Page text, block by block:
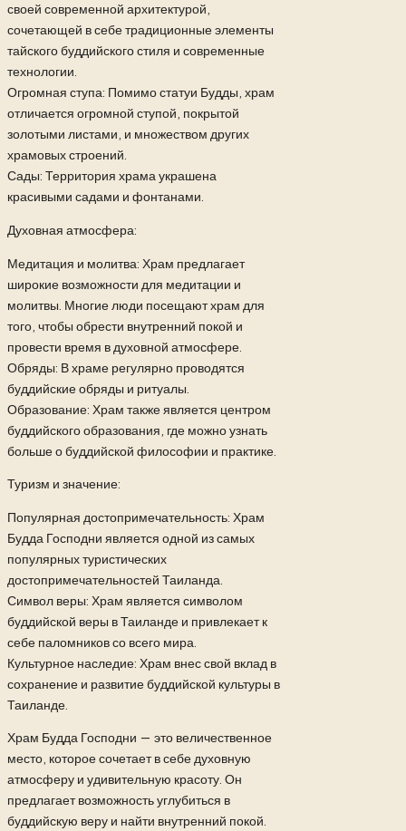
своей современной архитектурой,
сочетающей в себе традиционные элементы
тайского буддийского стиля и современные
технологии.
Огромная ступа: Помимо статуи Будды, храм
отличается огромной ступой, покрытой
золотыми листами, и множеством других
храмовых строений.
Сады: Территория храма украшена
красивыми садами и фонтанами.
Духовная атмосфера:
Медитация и молитва: Храм предлагает
широкие возможности для медитации и
молитвы. Многие люди посещают храм для
того, чтобы обрести внутренний покой и
провести время в духовной атмосфере.
Обряды: В храме регулярно проводятся
буддийские обряды и ритуалы.
Образование: Храм также является центром
буддийского образования, где можно узнать
больше о буддийской философии и практике.
Туризм и значение:
Популярная достопримечательность: Храм
Будда Господни является одной из самых
популярных туристических
достопримечательностей Таиланда.
Символ веры: Храм является символом
буддийской веры в Таиланде и привлекает к
себе паломников со всего мира.
Культурное наследие: Храм внес свой вклад в
сохранение и развитие буддийской культуры в
Таиланде.
Храм Будда Господни — это величественное
место, которое сочетает в себе духовную
атмосферу и удивительную красоту. Он
предлагает возможность углубиться в
буддийскую веру и найти внутренний покой.